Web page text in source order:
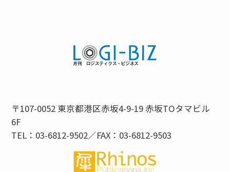
〒107-0052 東京都港区赤坂4-9-19 赤坂TOタマビル
6F
TEL：03-6812-9502／FAX：03-6812-9503